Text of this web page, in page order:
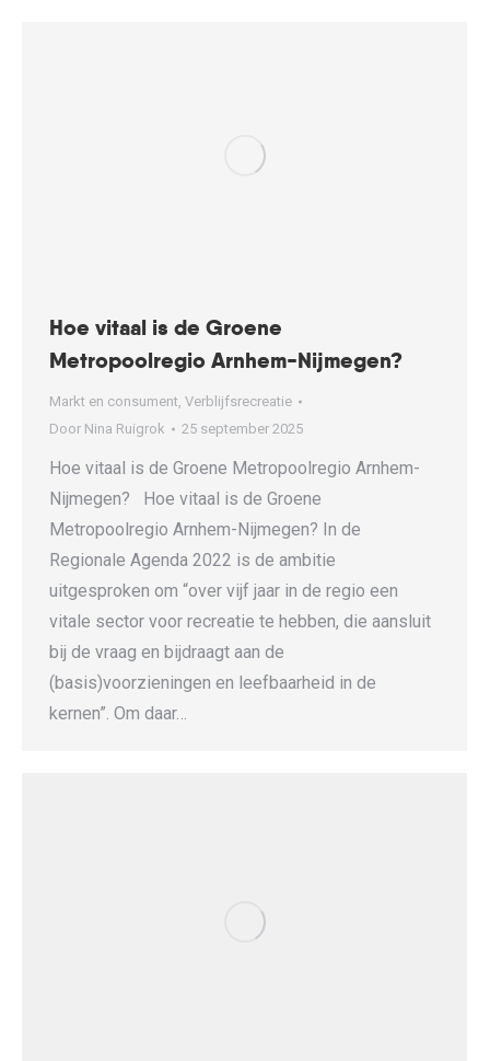
Hoe vitaal is de Groene
Metropoolregio Arnhem-Nijmegen?
Markt en consument, Verblijfsrecreatie
Door Nina Ruigrok 25 september 2025
Hoe vitaal is de Groene Metropoolregio Arnhem-
Nijmegen? Hoe vitaal is de Groene
Metropoolregio Arnhem-Nijmegen? In de
Regionale Agenda 2022 is de ambitie
uitgesproken om “over vijf jaar in de regio een
vitale sector voor recreatie te hebben, die aansluit
bij de vraag en bijdraagt aan de
(basis)voorzieningen en leefbaarheid in de
kernen”. Om daar…